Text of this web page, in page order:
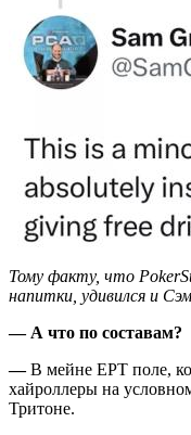
Тому факту, что
напитки, удивился и
— А что по составам?
—В мейне EPT поле,
хайроллеры на
Тритоне.